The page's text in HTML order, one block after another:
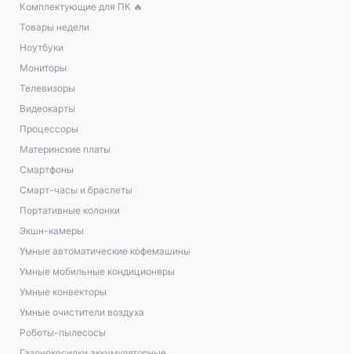
Комплектующие для ПК 🔥
Товары недели
Ноутбуки
Мониторы
Телевизоры
Видеокарты
Процессоры
Материнские платы
Смартфоны
Смарт-часы и браслеты
Портативные колонки
Экшн-камеры
Умные автоматические кофемашины
Умные мобильные кондиционеры
Умные конвекторы
Умные очистители воздуха
Роботы-пылесосы